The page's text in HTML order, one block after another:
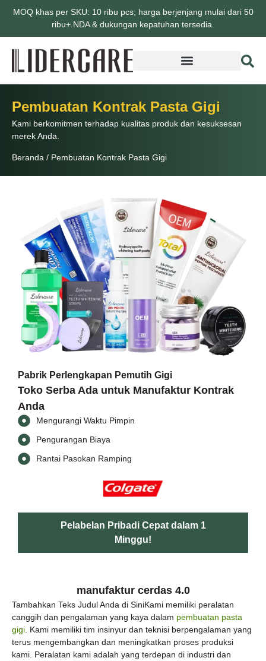
MOQ khas per SKU: 10 ribu pcs; harga berjenjang mulai dari 50
ribu+.NDA & dukungan kepatuhan tersedia.
Pembuatan Kontrak Pasta Gigi
Kami berkomitmen terhadap kualitas produk dan kesuksesan
merek Anda.
Beranda / Pembuatan Kontrak Pasta Gigi
Pabrik Perlengkapan Pemutih Gigi
Toko Serba Ada untuk Manufaktur Kontrak
Anda
Mengurangi Waktu Pimpin
Pengurangan Biaya
Rantai Pasokan Ramping
Pelabelan Pribadi Cepat dalam 1
Minggu!
manufaktur cerdas 4.0
Tambahkan Teks Judul Anda di SiniKami memiliki peralatan
canggih dan pengalaman yang kaya dalam pembuatan pasta
gigi . Kami memiliki tim insinyur dan teknisi berpengalaman yang
terus mengembangkan dan meningkatkan proses produksi
kami. Peralatan kami adalah yang terdepan di industri dan